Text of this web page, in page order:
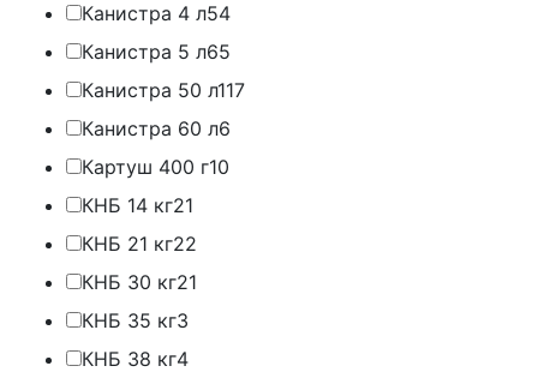
Канистра 4 л54
Канистра 5 л65
Канистра 50 л117
Канистра 60 л6
Картуш 400 г10
КНБ 14 кг21
КНБ 21 кг22
КНБ 30 кг21
КНБ 35 кг3
КНБ 38 кг4